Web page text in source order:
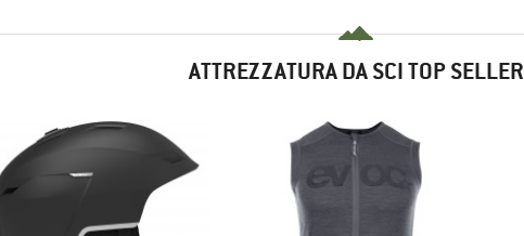
ATTREZZATURA DA SCI TOP SELLER